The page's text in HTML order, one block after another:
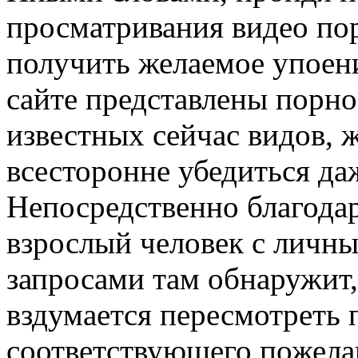
просматривания видео
получить желаемое
сайте представлены
известных сейчас видов,
всесторонне убедиться
Непосредственно
взрослый человек с
запросами там
вздумается
соответствующего